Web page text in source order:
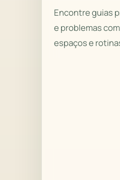
Encontre guias
e problemas
espaços e